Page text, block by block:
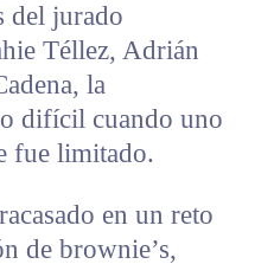
del jurado
Téllez, Adrián
la
difícil cuando uno
fue limitado.
en un reto
de brownie’s,